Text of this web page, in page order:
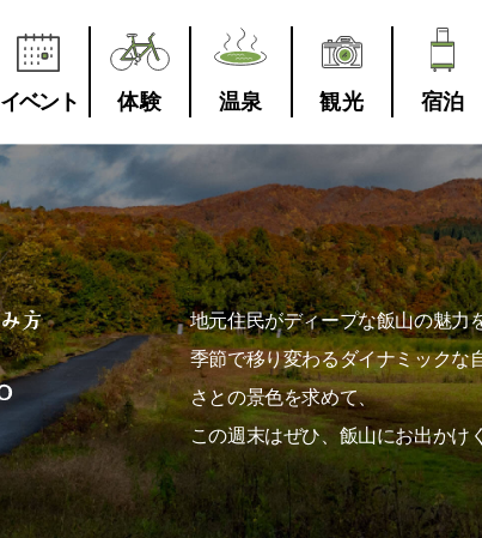
イベント 体験 温泉 観光 宿泊
地元住民がディープな飯山の魅力
季節で移り変わるダイナミックな
さとの景色を求めて、
この週末はぜひ、飯山にお出かけ